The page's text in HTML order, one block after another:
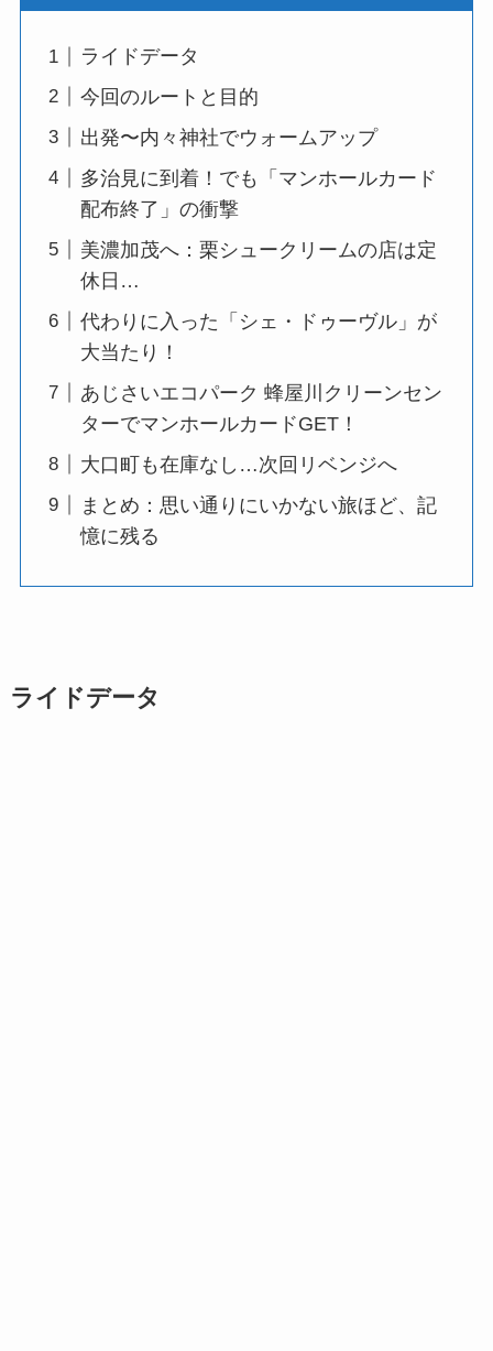
ライドデータ
今回のルートと目的
出発〜内々神社でウォームアップ
多治見に到着！でも「マンホールカード
配布終了」の衝撃
美濃加茂へ：栗シュークリームの店は定
休日…
代わりに入った「シェ・ドゥーヴル」が
大当たり！
あじさいエコパーク 蜂屋川クリーンセン
ターでマンホールカードGET！
大口町も在庫なし…次回リベンジへ
まとめ：思い通りにいかない旅ほど、記
憶に残る
ライドデータ